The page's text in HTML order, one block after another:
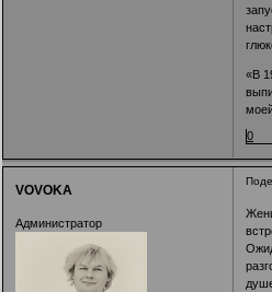
«В
0
VOVOKA
Администратор